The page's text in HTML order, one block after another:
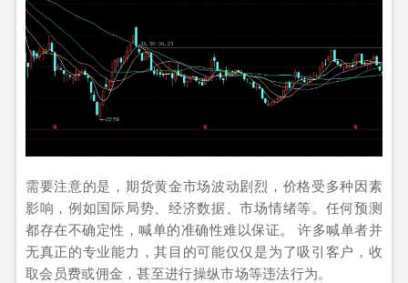
需要注意的是，期货黄金市场波动剧烈，价格受多种因素
影响，例如国际局势、经济数据、市场情绪等。任何预测
都存在不确定性，喊单的准确性难以保证。 许多喊单者并
无真正的专业能力，其目的可能仅仅是为了吸引客户，收
取会员费或佣金，甚至进行操纵市场等违法行为。